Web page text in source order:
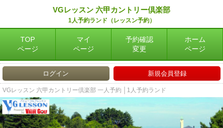
VGレッスン 六甲カントリー倶楽部
1人予約ランド（レッスン予約）
TOP
ページ
マイ
ページ
予約確認
変更
ホーム
ページ
ログイン 新規会員登録
VGレッスン 六甲カントリー倶楽部 一人予約 │1人予約ランド